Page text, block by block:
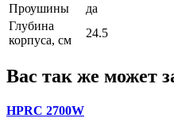
Проушины
да
Глубина
корпуса, см
24.5
Вас так же может
HPRC 2700W